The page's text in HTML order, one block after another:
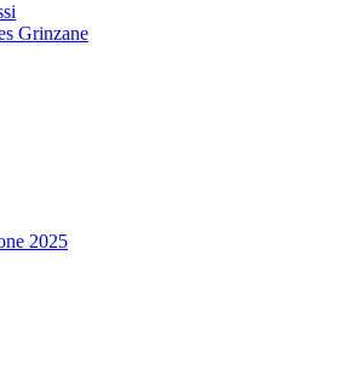
Grinzane
2025